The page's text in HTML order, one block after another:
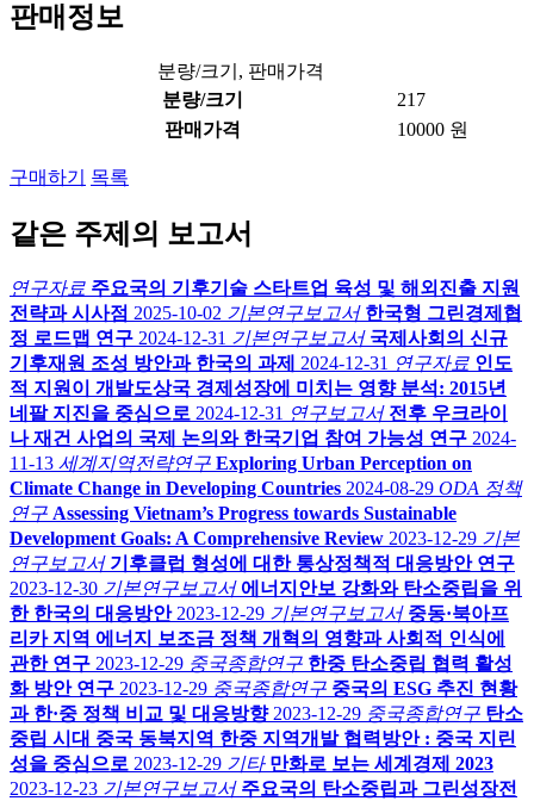
판매정보
분량/크기, 판매가격
분량/크기
217
판매가격
10000 원
구매하기 목록
같은 주제의 보고서
연구자료 주요국의 기후기술 스타트업 육성 및 해외진출 지원
전략과 시사점 2025-10-02 기본연구보고서 한국형 그린경제협
정 로드맵 연구 2024-12-31 기본연구보고서 국제사회의 신규
기후재원 조성 방안과 한국의 과제
2024-12-31 연구자료 인도
적 지원이 개발도상국 경제성장에 미치는 영향 분석: 2015년
네팔 지진을 중심으로 2024-12-31 연구보고서 전후 우크라이
나 재건 사업의 국제 논의와 한국기업 참여 가능성 연구 2024-
11-13 세계지역전략연구 Exploring Urban Perception on
Climate Change in Developing Countries 2024-08-29 ODA 정책
연구 Assessing Vietnam’s Progress towards Sustainable
Development Goals: A Comprehensive Review 2023-12-29 기본
연구보고서 기후클럽 형성에 대한 통상정책적 대응방안 연구
2023-12-30 기본연구보고서 에너지안보 강화와 탄소중립을 위
한 한국의 대응방안 2023-12-29 기본연구보고서 중동·북아프
리카 지역 에너지 보조금 정책 개혁의 영향과 사회적 인식에
관한 연구 2023-12-29 중국종합연구 한중 탄소중립 협력 활성
화 방안 연구 2023-12-29 중국종합연구 중국의 ESG 추진 현황
과 한·중 정책 비교 및 대응방향 2023-12-29 중국종합연구 탄소
중립 시대 중국 동북지역 한중 지역개발 협력방안 : 중국 지린
성을 중심으로 2023-12-29 기타 만화로 보는 세계경제 2023
2023-12-23 기본연구보고서 주요국의 탄소중립과 그린성장전